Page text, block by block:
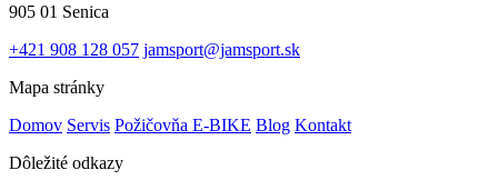
905 01 Senica
+421 908 128 057 jamsport@jamsport.sk
Mapa stránky
Domov Servis Požičovňa E-BIKE Blog Kontakt
Dôležité odkazy